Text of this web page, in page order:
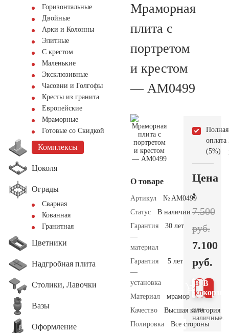
Горизонтальные
Двойные
Арки и Колонны
Элитные
С крестом
Маленькие
Эксклюзивные
Часовни и Голгофы
Кресты из гранита
Европейские
Мраморные
Готовые со Скидкой
Комплексы
Цоколя
Ограды
Сварная
Кованная
Гранитная
Цветники
Надгробная плита
Столики, Лавочки
Вазы
Оформление
Мраморная
плита с
портретом
и крестом
— AM0499
О товаре
Артикул
№ AM0499
Статус
В наличии
Гарантия
—
материал
30 лет
Гарантия
—
установка
5 лет
Материал
мрамор
Качество
Высшая категория
Полировка
Все стороны
Полная
оплата
(5%)
Цена
:
7.500
руб.
7.100
руб.
В
В 1
клик
или
наличные.